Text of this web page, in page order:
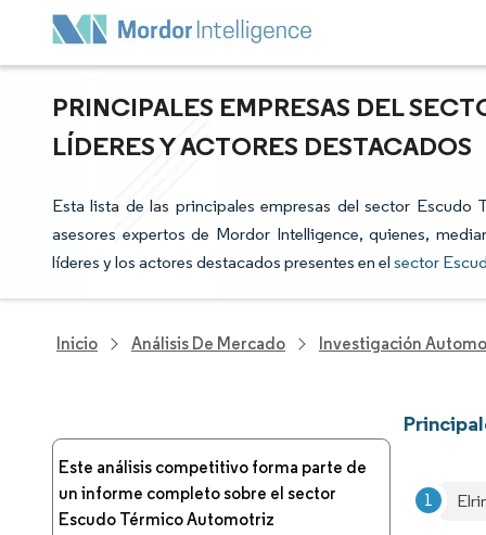
PRINCIPALES EMPRESAS DEL
LÍDERES Y ACTORES DESTACADOS
Esta lista de las principales empresas del sector Escudo
asesores expertos de Mordor Intelligence, quienes,
líderes y los actores destacados presentes en el sector
Inicio Análisis De Mercado Investigación
Este análisis competitivo forma parte de
un informe completo sobre el sector
Escudo Térmico Automotriz